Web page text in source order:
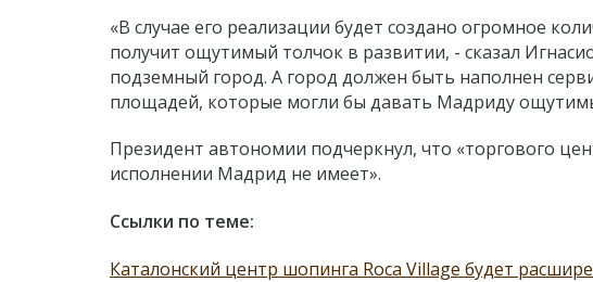
«В случае его реализации будет создано огромное
получит ощутимый толчок в развитии, - сказал
подземный город. А город должен быть наполнен
площадей, которые могли бы давать Мадриду
Президент автономии подчеркнул, что «торгового
исполнении Мадрид не имеет».
Ссылки по теме:
Каталонский центр шопинга Roca Village будет